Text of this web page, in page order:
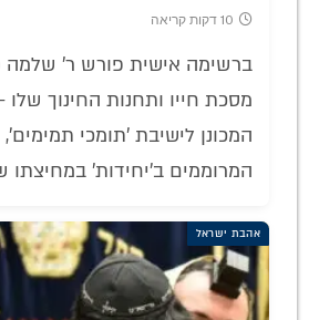
10 דקות קריאה
ברשימה אישית פורש ר' שלמה
מסכת חייו ותחנות החינוך
המכונן לישיבת 'תומכי תמימים',
המרוממים ב'יחידות' במחיצתו
אהבת ישראל